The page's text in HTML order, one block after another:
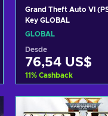
Grand Theft Auto VI
Key GLOBAL
GLOBAL
Desde
76,54 US$
11% Cashback
Añadir al